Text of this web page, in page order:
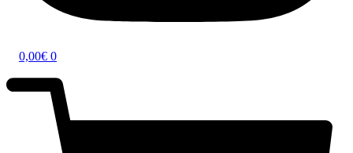
0,00€ 0